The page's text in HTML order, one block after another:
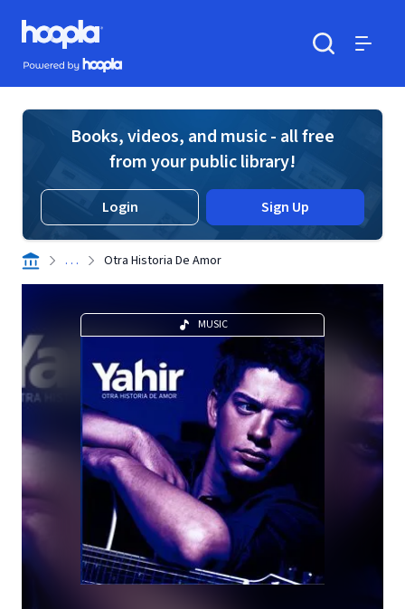
Skip to main content
Hoopla logo
Powered by Hoopla
Books, videos, and music - all free
from your public library!
Login Sign Up
. . . Otra Historia De Amor
MUSIC